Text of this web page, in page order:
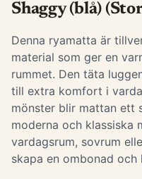
Shaggy (blå)
Denna ryamatta är
material som ger en
rummet. Den täta
till extra komfort i
mönster blir mattan ett
moderna och klassiska
vardagsrum, sovrum
skapa en ombonad och